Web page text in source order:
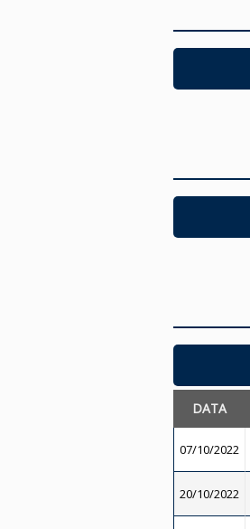
DATA
07/10/2022
20/10/2022